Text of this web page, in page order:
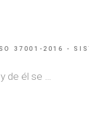
37001-2016 -
de él se …